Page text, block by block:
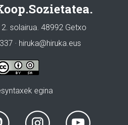
solairua. 48992 Getxo
· hiruka@hiruka.eus
egina